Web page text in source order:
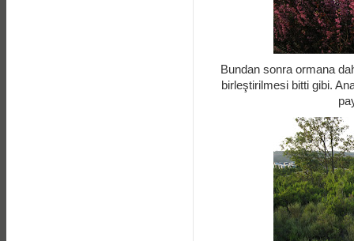
Bundan sonra ormana
birleştirilmesi bitti gibi.